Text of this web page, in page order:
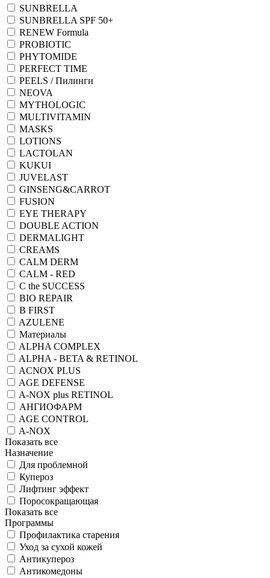
SUNBRELLA
SUNBRELLA SPF 50+
RENEW Formula
PROBIOTIC
PHYTOMIDE
PERFECT TIME
PEELS / Пилинги
NEOVA
MYTHOLOGIC
MULTIVITAMIN
MASKS
LOTIONS
LACTOLAN
KUKUI
JUVELAST
GINSENG&CARROT
FUSION
EYE THERAPY
DOUBLE ACTION
DERMALIGHT
CREAMS
CALM DERM
CALM - RED
C the SUCCESS
BIO REPAIR
B FIRST
AZULENE
Материалы
ALPHA COMPLEX
ALPHA - BETA & RETINOL
ACNOX PLUS
AGE DEFENSE
A-NOX plus RETINOL
АНГИОФАРМ
AGE CONTROL
A-NOX
Показать все
Назначение
Для проблемной
Купероз
Лифтинг эффект
Поросокращающая
Показать все
Программы
Профилактика старения
Уход за сухой кожей
Антикупероз
Антикомедоны